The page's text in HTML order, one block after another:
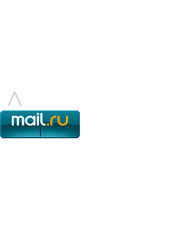
© - 2015-2017 - helix.su - все
^